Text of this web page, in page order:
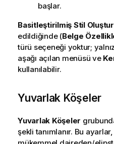
başlar.
Basitleştirilmiş Stil
edildiğinde (Belge
türü seçeneği yoktur;
aşağı açılan menüsü ve
kullanılabilir.
Yuvarlak Köşeler
Yuvarlak Köşeler
şekli tanımlanır. Bu